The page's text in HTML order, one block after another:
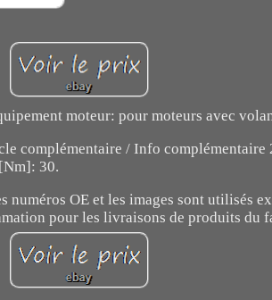
moteur: pour moteurs avec
complémentaire / Info complémentaire
30.
OE et les images sont utilisés
pour les livraisons de produits du